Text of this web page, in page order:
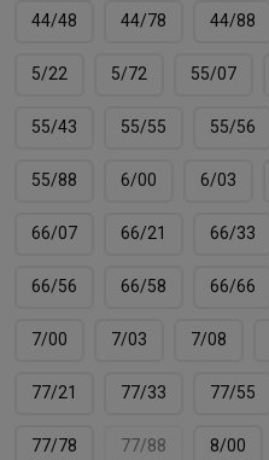
44/48 44/78 44/88
5/22 5/72 55/07
55/43 55/55 55/56
55/88 6/00 6/03
66/07 66/21 66/33
66/56 66/58 66/66
7/00 7/03 7/08
77/21 77/33 77/55
77/78 77/88 8/00